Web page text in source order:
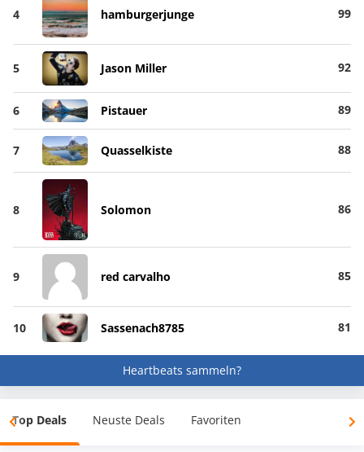
4 hamburgerjunge 99
5 Jason Miller 92
6 Pistauer 89
7 Quasselkiste 88
8 Solomon 86
9 red carvalho 85
10 Sassenach8785 81
Heartbeats sammeln?
Top Deals Neuste Deals Favoriten